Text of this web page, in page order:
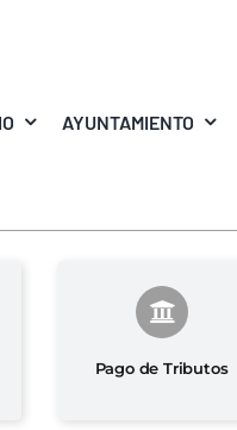
AYUNTAMIENTO
Pago de Tributos